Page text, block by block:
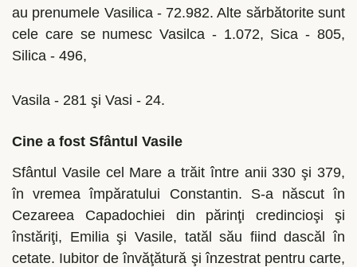
au prenumele Vasilica - 72.982. Alte sărbătorite sunt
cele care se numesc Vasilca - 1.072, Sica - 805,
Silica - 496,
Vasila - 281 şi Vasi - 24.
Cine a fost Sfântul Vasile
Sfântul Vasile cel Mare a trăit între anii 330 şi 379,
în vremea împăratului Constantin. S-a născut în
Cezareea Capadochiei din părinţi credincioşi şi
înstăriţi, Emilia şi Vasile, tatăl său fiind dascăl în
cetate. Iubitor de învăţătură şi înzestrat pentru carte,